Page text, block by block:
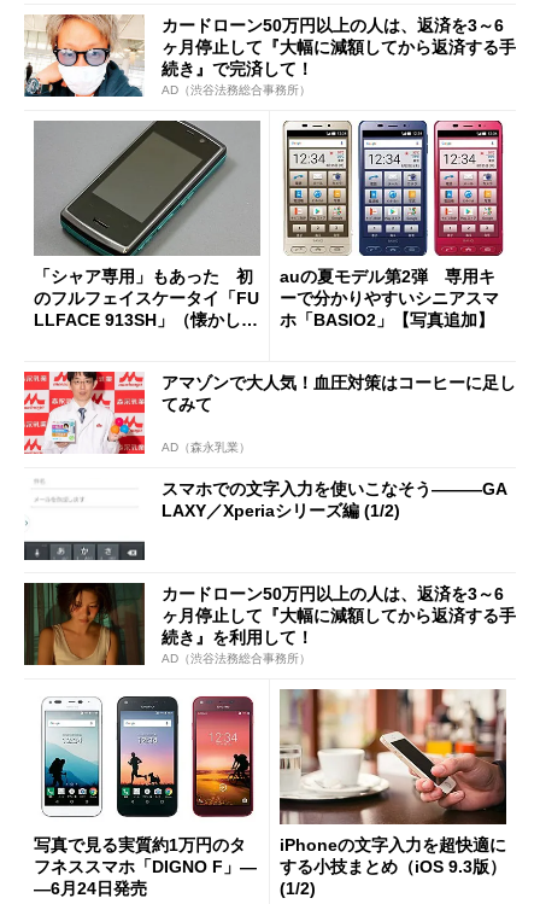
カードローン50万円以上の人は、返済を3～6
ヶ月停止して『大幅に減額してから返済する手
続き』で完済して！
AD（渋谷法務総合事務所）
「シャア専用」もあった 初
のフルフェイスケータイ「FU
LLFACE 913SH」（懐かしの
auの夏モデル第2弾 専用キ
ーで分かりやすいシニアスマ
ホ「BASIO2」【写真追加】
アマゾンで大人気！血圧対策はコーヒーに足し
てみて
AD（森永乳業）
スマホでの文字入力を使いこなそう―――GA
LAXY／Xperiaシリーズ編 (1/2)
カードローン50万円以上の人は、返済を3～6
ヶ月停止して『大幅に減額してから返済する手
続き』を利用して！
AD（渋谷法務総合事務所）
写真で見る実質約1万円のタ
フネススマホ「DIGNO F」―
―6月24日発売
iPhoneの文字入力を超快適に
する小技まとめ（iOS 9.3版）
(1/2)